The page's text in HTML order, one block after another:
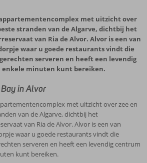
met uitzicht over
stranden van de Algarve, dichtbij het
van Ria de Alvor. Alvor is een van
waar u goede restaurants vindt die
serveren en heeft een levendig
minuten kunt bereiken.
in Alvor
met uitzicht over zee en
van de Algarve, dichtbij het
van Ria de Alvor. Alvor is een van
waar u goede restaurants vindt die
serveren en heeft een levendig centrum
kunt bereiken.